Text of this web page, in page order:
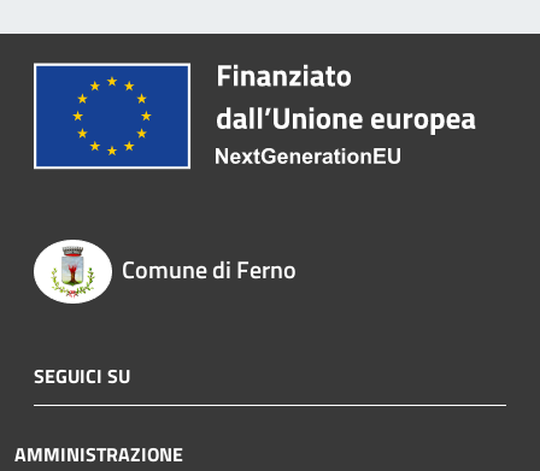
Comune di Ferno
SEGUICI SU
AMMINISTRAZIONE